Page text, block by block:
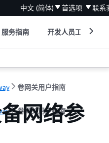
中文 (简体) 首选项 联系
服务指南 开发人员工具
卷网关用户指南
卷网关用户指南
网络参